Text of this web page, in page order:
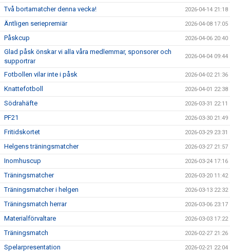
Två bortamatcher denna vecka! 2026-04-14 21:18
Äntligen seriepremiär 2026-04-08 17:05
Påskcup 2026-04-06 20:40
Glad påsk önskar vi alla våra medlemmar, sponsorer och
supportrar
2026-04-04 09:44
Fotbollen vilar inte i påsk 2026-04-02 21:36
Knattefotboll 2026-04-01 22:38
Södrahäfte 2026-03-31 22:11
PF21 2026-03-30 21:49
Fritidskortet 2026-03-29 23:31
Helgens träningsmatcher 2026-03-27 21:57
Inomhuscup 2026-03-24 17:16
Träningsmatcher 2026-03-20 11:42
Träningsmatcher i helgen 2026-03-13 22:32
Träningsmatch herrar 2026-03-06 23:17
Materialförvaltare 2026-03-03 17:22
Träningsmatch 2026-02-27 21:26
Spelarpresentation 2026-02-21 22:04